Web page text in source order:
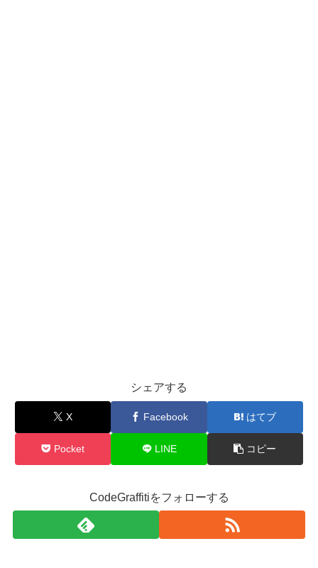
シェアする
X Facebook はてブ
Pocket LINE コピー
CodeGraffitiをフォローする